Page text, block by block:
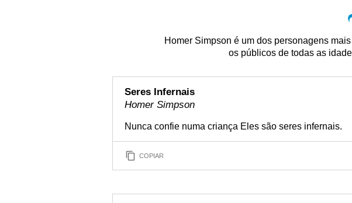
Homer Simpson é um dos personagens
os públicos de todas as
Seres Infernais
Homer Simpson
Nunca confie numa criança Eles são seres infernais.
COPIAR